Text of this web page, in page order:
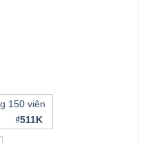
150 viên
₫511K